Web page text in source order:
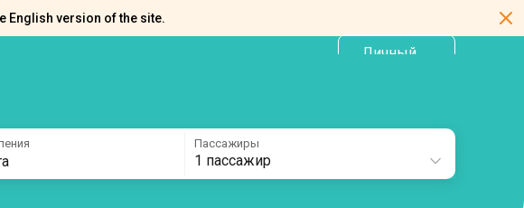
English version of the site.
Личный
Пассажиры
1 пассажир